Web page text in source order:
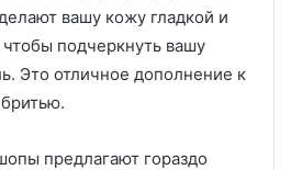
вашу кожу гладкой и
подчеркнуть вашу
Это отличное дополнение к
предлагают гораздо